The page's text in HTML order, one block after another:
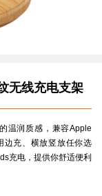
无线充电支架
温润质感，兼容Apple
边充、横放竖放任你选
充电，提供你舒适便利